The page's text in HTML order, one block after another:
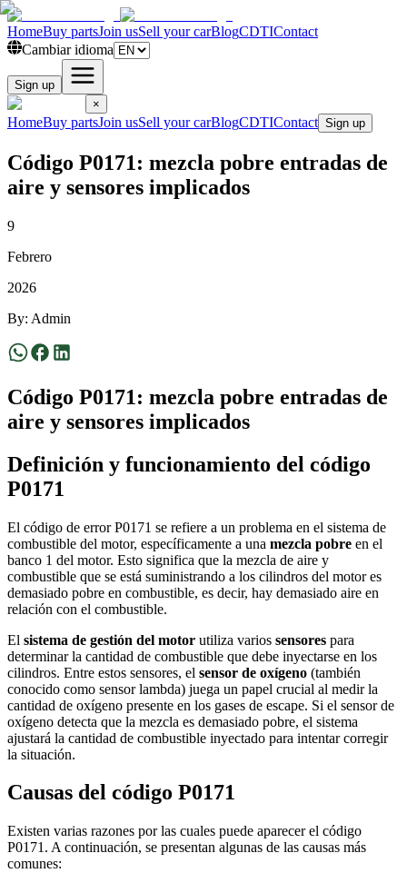
HomeBuy partsJoin usSell your carBlogCDTIContact
Cambiar idioma
Sign up
×
HomeBuy partsJoin usSell your carBlogCDTIContact Sign up
Código P0171: mezcla pobre entradas de
aire y sensores implicados
9
Febrero
2026
By: Admin
Código P0171: mezcla pobre entradas de
aire y sensores implicados
Definición y funcionamiento del código
P0171
El código de error P0171 se refiere a un problema en el sistema de
combustible del motor, específicamente a una mezcla pobre en el
banco 1 del motor. Esto significa que la mezcla de aire y
combustible que se está suministrando a los cilindros del motor es
demasiado pobre en combustible, es decir, hay demasiado aire en
relación con el combustible.
El sistema de gestión del motor utiliza varios sensores para
determinar la cantidad de combustible que debe inyectarse en los
cilindros. Entre estos sensores, el sensor de oxígeno (también
conocido como sensor lambda) juega un papel crucial al medir la
cantidad de oxígeno presente en los gases de escape. Si el sensor de
oxígeno detecta que la mezcla es demasiado pobre, el sistema
ajustará la cantidad de combustible inyectado para intentar corregir
la situación.
Causas del código P0171
Existen varias razones por las cuales puede aparecer el código
P0171. A continuación, se presentan algunas de las causas más
comunes: